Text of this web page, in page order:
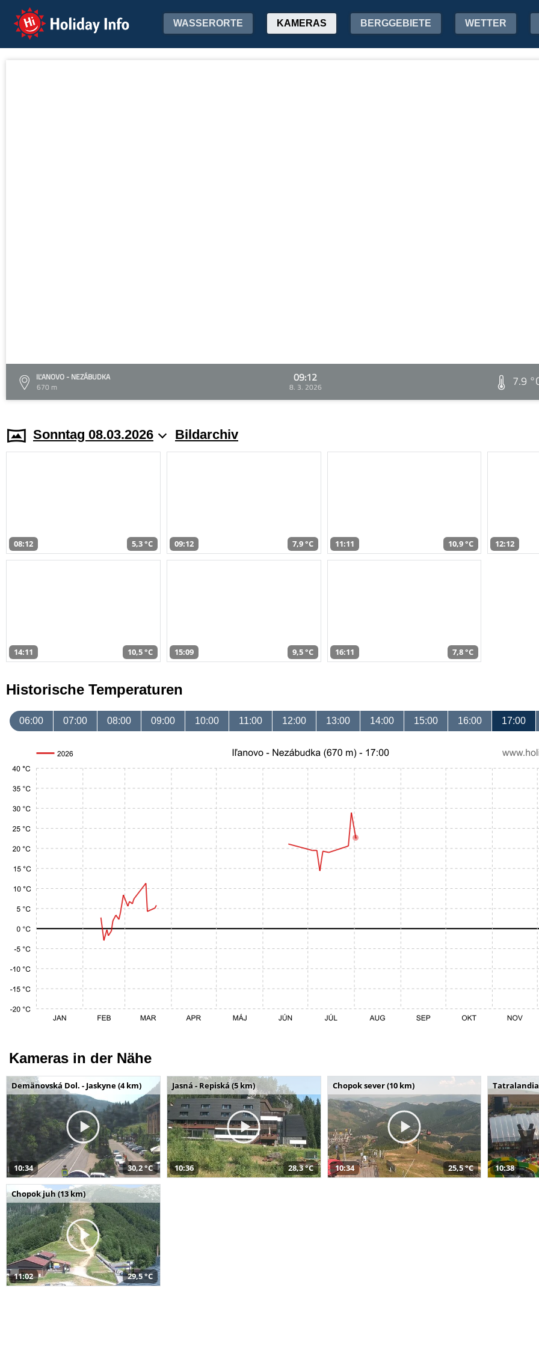
Holiday Info WASSERORTE KAMERAS BERGGEBIETE WETTER
IĽANOVO - NEZÁBUDKA
670 m
09:12
8. 3. 2026 7.9
Sonntag 08.03.2026 Bildarchiv
08:12 5,3 °C 09:12 7,9 °C 11:11 10,9 °C 12:12
14:11 10,5 °C 15:09 9,5 °C 16:11 7,8 °C
Historische Temperaturen
06:00 07:00 08:00 09:00 10:00 11:00 12:00 13:00 14:00 15:00 16:00 17:00
Kameras in der Nähe
Demänovská Dol. - Jaskyne (4 km)
10:34 30,2 °C
Jasná - Repiská (5 km)
10:36 28,3 °C
Chopok sever (10 km)
10:34 25,5 °C 10:38
Chopok juh (13 km)
11:02 29,5 °C